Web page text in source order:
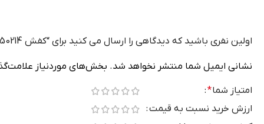
اولین نفری باشید که دیدگاهی را ارسال می کنید برای “کفش 050214 مشکی”
نشانی ایمیل شما منتشر نخواهد شد. بخش‌های موردنیاز
امتیاز شما*
ارزش خرید نسبت به قیمت